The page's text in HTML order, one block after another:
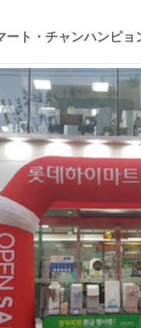
ト・チャンハンピョ